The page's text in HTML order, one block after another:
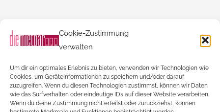
Cookie-Zustimmung
verwalten
Um dir ein optimales Erlebnis zu bieten, verwenden wir Technologien wie
Cookies, um Geräteinformationen zu speichern und/oder darauf
zuzugreifen. Wenn du diesen Technologien zustimmst, können wir Daten
wie das Surfverhalten oder eindeutige IDs auf dieser Website verarbeiten.
Wenn du deine Zustimmung nicht erteilst oder zurückziehst, können
Rechtliches
Kontakt
AGBs
Impressum
Datenschutzerklärung
Cookie-Richtlinie (EU)